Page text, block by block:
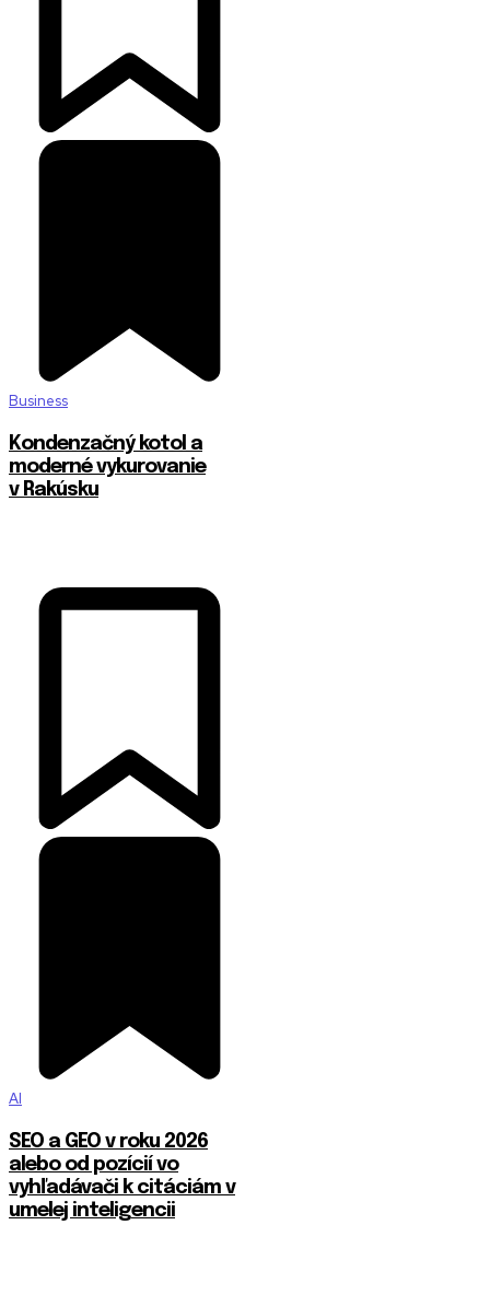
Business
Kondenzačný kotol a
moderné vykurovanie
v Rakúsku
AI
SEO a GEO v roku 2026
alebo od pozícií vo
vyhľadávači k citáciám v
umelej inteligencii